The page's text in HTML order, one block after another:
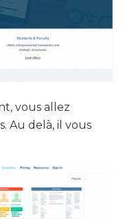
vous allez
Au delà, il vous